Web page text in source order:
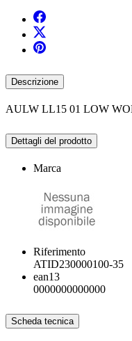
Descrizione
AULW LL15 01 LOW
Dettagli del prodotto
Marca
Riferimento
ATID230000100-35
ean13
0000000000000
Scheda tecnica